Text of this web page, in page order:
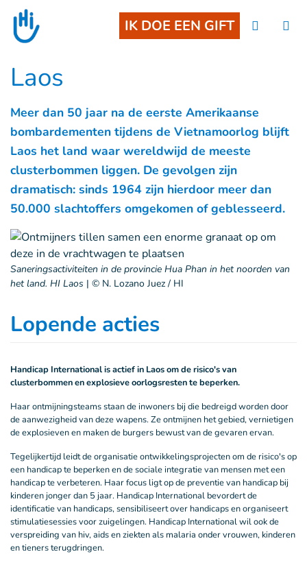
Goto main content
IK DOE EEN GIFT
Laos
Meer dan 50 jaar na de eerste Amerikaanse
bombardementen tijdens de Vietnamoorlog blijft
Laos het land waar wereldwijd de meeste
clusterbommen liggen. De gevolgen zijn
dramatisch: sinds 1964 zijn hierdoor meer dan
50.000 slachtoffers omgekomen of geblesseerd.
Saneringsactiviteiten in de provincie Hua Phan in het noorden van
het land. HI Laos | © N. Lozano Juez / HI
Lopende acties
Handicap International is actief in Laos om de risico's van
clusterbommen en explosieve oorlogsresten te beperken.
Haar ontmijningsteams staan de inwoners bij die bedreigd worden door
de aanwezigheid van deze wapens. Ze ontmijnen het gebied, vernietigen
de explosieven en maken de burgers bewust van de gevaren ervan.
Tegelijkertijd leidt de organisatie ontwikkelingsprojecten om de risico's op
een handicap te beperken en de sociale integratie van mensen met een
handicap te verbeteren. Haar focus ligt op de preventie van handicap bij
kinderen jonger dan 5 jaar. Handicap International bevordert de
identificatie van handicaps, sensibiliseert over handicaps en organiseert
stimulatiesessies voor zuigelingen. Handicap International wil ook de
verspreiding van hiv, aids en ziekten als malaria onder vrouwen, kinderen
en tieners terugdringen.